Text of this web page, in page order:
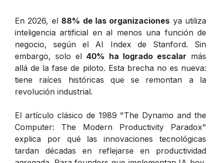
En 2026, el 88% de las organizaciones ya utiliza
inteligencia artificial en al menos una función de
negocio, según el AI Index de Stanford. Sin
embargo, solo el40% ha logrado escalar más
allá de la fase de piloto. Esta brecha no es nueva:
tiene raíces históricas que se remontan a la
revolución industrial.
El artículo clásico de 1989 "The Dynamo and the
Computer: The Modern Productivity Paradox"
explica por qué las innovaciones tecnológicas
tardan décadas en reflejarse en productividad